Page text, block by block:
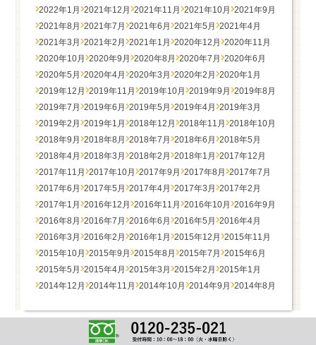
2022年1月 2021年12月 2021年11月 2021年10月 2021年9月
2021年8月 2021年7月 2021年6月 2021年5月 2021年4月
2021年3月 2021年2月 2021年1月 2020年12月 2020年11月
2020年10月 2020年9月 2020年8月 2020年7月 2020年6月
2020年5月 2020年4月 2020年3月 2020年2月 2020年1月
2019年12月 2019年11月 2019年10月 2019年9月 2019年8月
2019年7月 2019年6月 2019年5月 2019年4月 2019年3月
2019年2月 2019年1月 2018年12月 2018年11月 2018年10月
2018年9月 2018年8月 2018年7月 2018年6月 2018年5月
2018年4月 2018年3月 2018年2月 2018年1月 2017年12月
2017年11月 2017年10月 2017年9月 2017年8月 2017年7月
2017年6月 2017年5月 2017年4月 2017年3月 2017年2月
2017年1月 2016年12月 2016年11月 2016年10月 2016年9月
2016年8月 2016年7月 2016年6月 2016年5月 2016年4月
2016年3月 2016年2月 2016年1月 2015年12月 2015年11月
2015年10月 2015年9月 2015年8月 2015年7月 2015年6月
2015年5月 2015年4月 2015年3月 2015年2月 2015年1月
2014年12月 2014年11月 2014年10月 2014年9月 2014年8月